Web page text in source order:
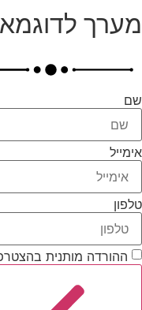
מערך לדוגמא
שם
אימייל
טלפון
ההורדה מותנית